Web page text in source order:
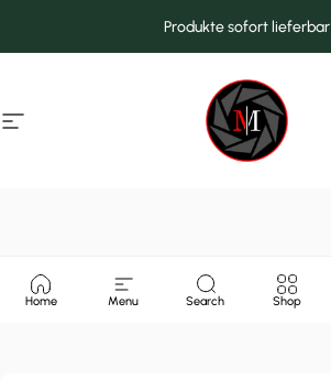
Produkte sofort lieferbar
Seitennavigation MarcMax Shop
Home Menu Search Shop